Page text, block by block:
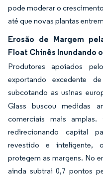
pode moderar o
até que novas plantas
Erosão de Margem
Float Chinês Inundando
Produtores apoiados
exportando excedente
subcotando as usinas
Glass buscou medidas
comerciais mais amplas.
redirecionando capital
revestido e inteligente,
protegem as margens. No
ainda subtrai 0,7 pontos